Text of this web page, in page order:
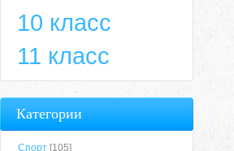
10 класс
11 класс
Категории
Спорт [105]